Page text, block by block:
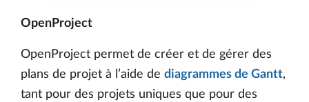
OpenProject
OpenProject permet de créer et de gérer des
plans de projet à l’aide de diagrammes de Gantt,
tant pour des projets uniques que pour des